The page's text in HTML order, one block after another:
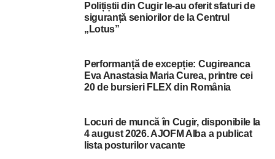
Polițiștii din Cugir le-au oferit sfaturi de
siguranță seniorilor de la Centrul
„Lotus”
Performanță de excepție: Cugireanca
Eva Anastasia Maria Curea, printre cei
20 de bursieri FLEX din România
Locuri de muncă în Cugir, disponibile la
4 august 2026. AJOFM Alba a publicat
lista posturilor vacante